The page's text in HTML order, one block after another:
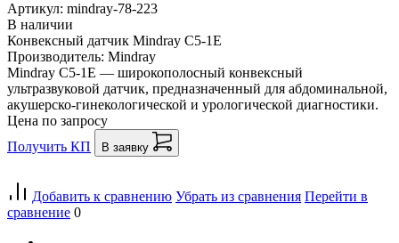
Артикул: mindray-78-223
В наличии
Конвексный датчик Mindray C5-1E
Производитель: Mindray
Mindray C5-1E — широкополосный конвексный
ультразвуковой датчик, предназначенный для абдоминальной,
акушерско-гинекологической и урологической диагностики.
Цена по запросу
Получить КП
В заявку
Добавить к сравнению Убрать из сравнения Перейти в
сравнение 0